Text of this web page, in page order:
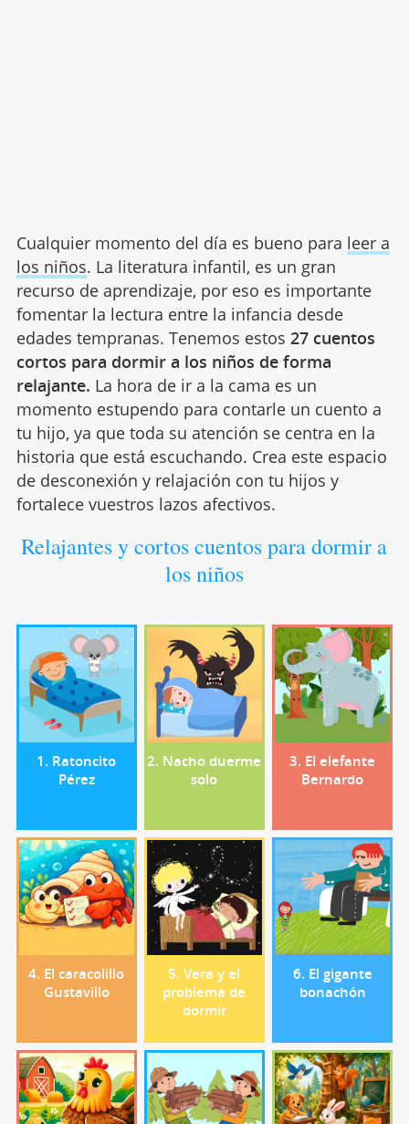
Cualquier momento del día es bueno para leer a
los niños. La literatura infantil, es un gran
recurso de aprendizaje, por eso es importante
fomentar la lectura entre la infancia desde
edades tempranas. Tenemos estos 27 cuentos
cortos para dormir a los niños de forma
relajante. La hora de ir a la cama es un
momento estupendo para contarle un cuento a
tu hijo, ya que toda su atención se centra en la
historia que está escuchando. Crea este espacio
de desconexión y relajación con tu hijos y
fortalece vuestros lazos afectivos.
Relajantes y cortos cuentos para dormir a
los niños
1. Ratoncito
Pérez
2. Nacho duerme
solo
3. El elefante
Bernardo
4. El caracolillo
Gustavillo
5. Vera y el
problema de
dormir
6. El gigante
bonachón